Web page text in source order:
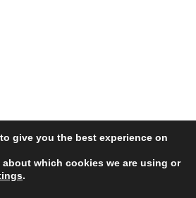
give you the best experience on
which cookies we are using or
.